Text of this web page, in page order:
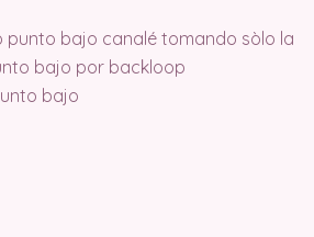
punto bajo canalé tomando sòlo la
bajo por backloop
bajo